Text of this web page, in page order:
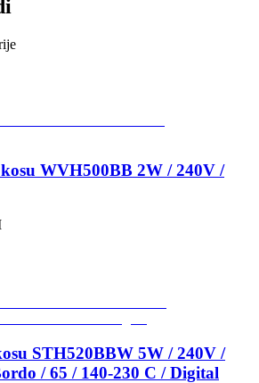
WVH500BB 2W / 240V /
STH520BBW 5W / 240V /
/ 65 / 140-230 C / Digital